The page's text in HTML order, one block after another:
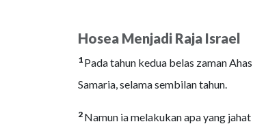
Hosea Menjadi Raja Israel
1 Pada tahun kedua belas zaman
Samaria, selama sembilan tahun.
2 Namun ia melakukan apa yang